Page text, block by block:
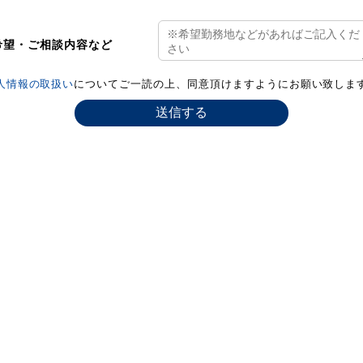
望・ご相談内容など
情報の取扱いについてご一読の上、同意頂けますようにお願い致しま